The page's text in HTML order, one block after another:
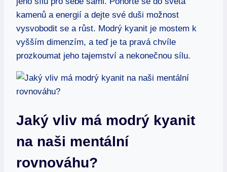
kamenů a energií a dejte své duši možnost
vysvobodit se a růst. Modrý kyanit je mostem k
vyšším dimenzím, a teď je ta pravá chvíle
prozkoumat jeho tajemství a nekonečnou sílu.
Jaký vliv má modrý kyanit
na naši mentální
rovnováhu?